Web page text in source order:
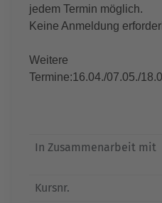
jedem Termin möglich.
Keine Anmeldung
Weitere
Termine:16.04./07.05./
In Zusammenarbeit mit
Kursnr.